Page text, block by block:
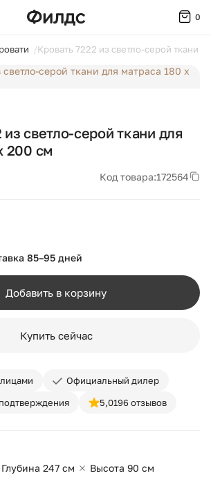
0
Кровать 7222 из светло-серой ткани
светло-серой ткани для
200 см
Код товара:172564
85–95 дней
Добавить в корзину
Купить сейчас
Официальный дилер
5,0196 отзывов
Глубина 247 см
Высота 90 см